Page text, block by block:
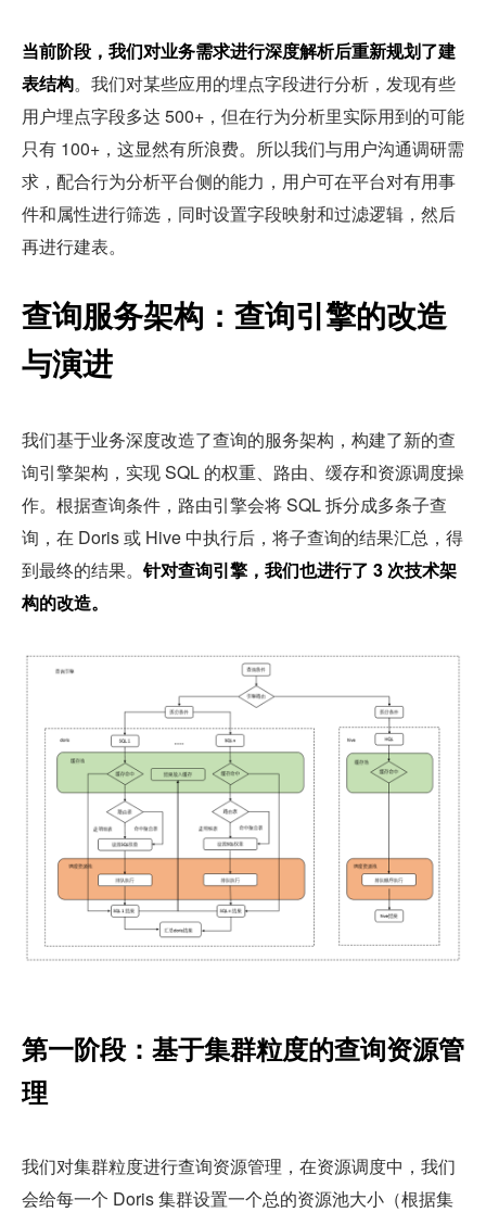
当前阶段，我们对业务需求进行深度解析后重新规划了建
表结构。我们对某些应用的埋点字段进行分析，发现有些
用户埋点字段多达 500+，但在行为分析里实际用到的可能
只有 100+，这显然有所浪费。所以我们与用户沟通调研需
求，配合行为分析平台侧的能力，用户可在平台对有用事
件和属性进行筛选，同时设置字段映射和过滤逻辑，然后
再进行建表。
查询服务架构：查询引擎的改造
与演进
我们基于业务深度改造了查询的服务架构，构建了新的查
询引擎架构，实现 SQL 的权重、路由、缓存和资源调度操
作。根据查询条件，路由引擎会将 SQL 拆分成多条子查
询，在 Doris 或 Hive 中执行后，将子查询的结果汇总，得
到最终的结果。针对查询引擎，我们也进行了 3 次技术架
构的改造。
第一阶段：基于集群粒度的查询资源管
理
我们对集群粒度进行查询资源管理，在资源调度中，我们
会给每一个 Doris 集群设置一个总的资源池大小（根据集